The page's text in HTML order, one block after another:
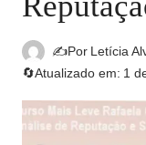
✍️Por Letícia
🔄Atualizado em: 1